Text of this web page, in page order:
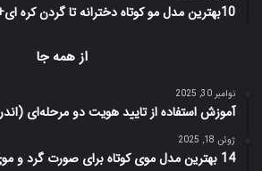
10بهترین مدل مو کوتاه دخترانه تا گردن کره ای+ عکس
از همه جا
نوامبر 30, 2025
آموزش استفاده از تایید هویت دو مرحله‌ای
ژوئن 18, 2025
14 بهترین مدل موی کوتاه برای صورت گرد و موی فر+ عکس